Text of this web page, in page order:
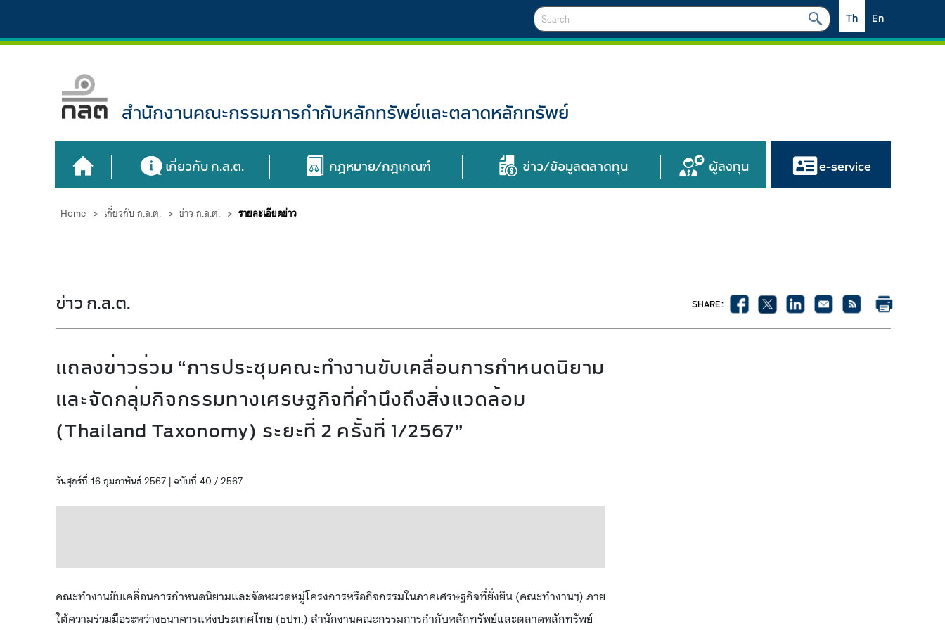
En
Th
สำนักงานคณะกรรมการกำกับหลักทรัพย์และตลาดหลักทรัพย์
เกี่ยวกับ ก.ล.ต. กฎหมาย/กฎเกณฑ์ ข่าว/ข้อมูลตลาดทุน ผู้ลงทุน e-service
Home > เกี่ยวกับ ก.ล.ต. > ข่าว ก.ล.ต. > รายละเอียดข่าว
ข่าว ก.ล.ต. SHARE :
แถลงข่าวร่วม “การประชุมคณะทำงานขับเคลื่อนการกำหนดนิยาม
และจัดกลุ่มกิจกรรมทางเศรษฐกิจที่คำนึงถึงสิ่งแวดล้อม
(Thailand Taxonomy) ระยะที่ 2 ครั้งที่ 1/2567”
วันศุกร์ที่ 16 กุมภาพันธ์ 2567 | ฉบับที่ 40 / 2567
คณะทำงานขับเคลื่อนการกำหนดนิยามและจัดหมวดหมู่โครงการหรือกิจกรรมในภาคเศรษฐกิจที่ยั่งยืน (คณะทำงานฯ) ภาย
ใต้ความร่วมมือระหว่างธนาคารแห่งประเทศไทย (ธปท.) สำนักงานคณะกรรมการกำกับหลักทรัพย์และตลาดหลักทรัพย์